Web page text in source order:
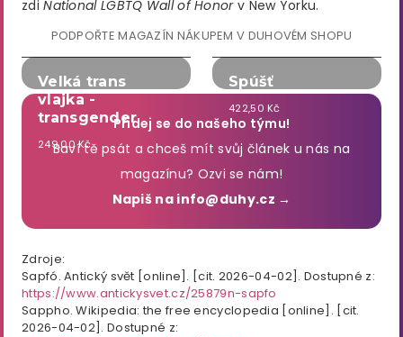
zdiNational LGBTQ Wall of Honorv New Yorku.
PODPOŘTE MAGAZÍN NÁKUPEM V DUHOVÉM SHOPU
Velká trans
vlajka -
transgender
249,00 Kč
Spúšť
422,50 Kč
Přidej se do našeho týmu!
Baví tě psát a chceš mít svůj článek u nás na
magazínu? Ozvi se nám!
Napiš na info@duhy.cz →
Zdroje:
Sapfó. Antický svět [online]. [cit. 2026-04-02]. Dostupné z:
https://www.antickysvet.cz/25879n-sapfo
Sappho. Wikipedia: the free encyclopedia [online]. [cit.
2026-04-02]. Dostupné z: